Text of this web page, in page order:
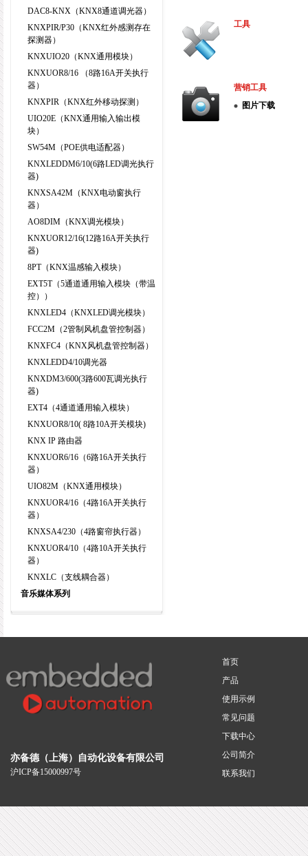
DAC8-KNX（KNX8通道调光器）
KNXPIR/P30（KNX红外感测存在
探测器）
KNXUIO20（KNX通用模块）
KNXUOR8/16 （8路16A开关执行
器）
KNXPIR（KNX红外移动探测）
UIO20E（KNX通用输入输出模
块）
SW54M（POE供电适配器）
KNXLEDDM6/10(6路LED调光执行
器)
KNXSA42M（KNX电动窗执行
器）
AO8DIM（KNX调光模块）
KNXUOR12/16(12路16A开关执行
器)
8PT（KNX温感输入模块）
EXT5T（5通道通用输入模块（带温
控））
KNXLED4（KNXLED调光模块）
FCC2M（2管制风机盘管控制器）
KNXFC4（KNX风机盘管控制器）
KNXLEDD4/10调光器
KNXDM3/600(3路600瓦调光执行
器)
EXT4（4通道通用输入模块）
KNXUOR8/10( 8路10A开关模块)
KNX IP 路由器
KNXUOR6/16（6路16A开关执行
器）
UIO82M（KNX通用模块）
KNXUOR4/16（4路16A开关执行
器）
KNXSA4/230（4路窗帘执行器）
KNXUOR4/10（4路10A开关执行
器）
KNXLC（支线耦合器）
音乐媒体系列
工具
营销工具
图片下载
亦备德（上海）自动化设备有限公司
沪ICP备15000997号
首页
产品
使用示例
常见问题
下载中心
公司简介
联系我们